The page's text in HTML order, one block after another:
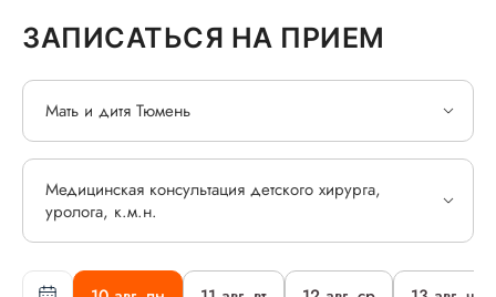
ЗАПИСАТЬСЯ НА ПРИЕМ
Мать и дитя Тюмень
Медицинская консультация детского хирурга,
уролога, к.м.н.